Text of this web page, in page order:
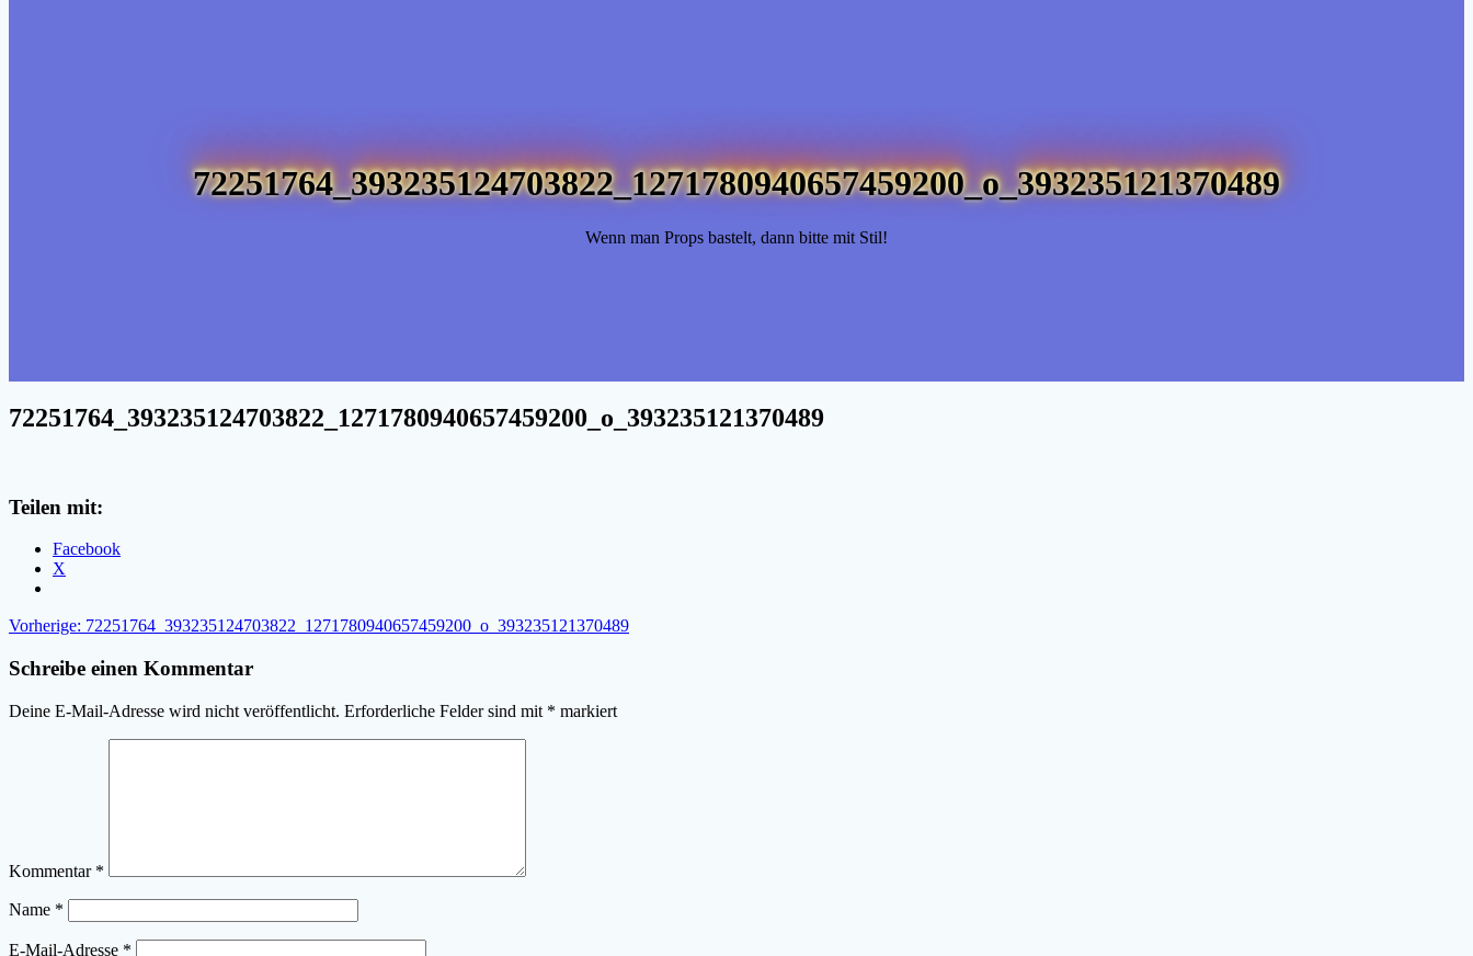
72251764_393235124703822_1271780940657459200_o_393235121370489
Wenn man Props bastelt, dann bitte mit Stil!
72251764_393235124703822_1271780940657459200_o_393235121370489
Teilen mit:
Facebook
X
Beitragsnavigation
Vorherige: Vorheriger
72251764_393235124703822_1271780940657459200_o_393235121370489
Schreibe einen Kommentar
Deine E-Mail-Adresse wird nicht veröffentlicht. Erforderliche Felder sind mit * markiert
Kommentar *
Name *
E-Mail-Adresse *